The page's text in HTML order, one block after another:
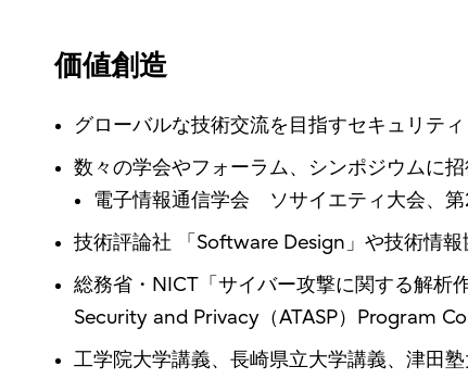
価値創造
グローバルな技術交流を目指すセキュリテ
数々の学会やフォーラム、シンポジウムに
電子情報通信学会 ソサイエティ大会、
技術評論社 「Software Design」や技術情
総務省・NICT「サイバー攻撃に関する解
Security and Privacy（ATASP）Program
工学院大学講義、長崎県立大学講義、津田